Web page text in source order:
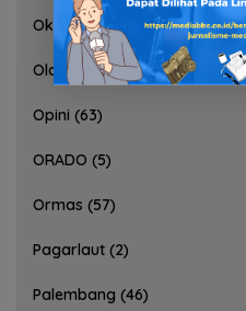
Oki (5)
Olahraga (82)
Opini (63)
ORADO (5)
Ormas (57)
Pagarlaut (2)
Palembang (46)